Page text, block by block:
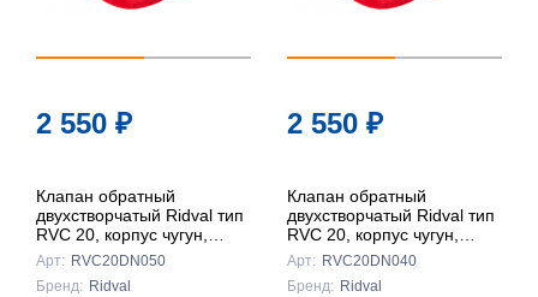
2 550 ₽
Клапан обратный
двухстворчатый Ridval тип
RVC 20, корпус чугун,
створки чуг DN050
КРАСНЫЙ
Арт: RVC20DN050
Бренд: Ridval
2 550 ₽
Клапан обратный
двухстворчатый Ridval тип
RVC 20, корпус чугун,
створки чуг DN040
КРАСНЫЙ
Арт: RVC20DN040
Бренд: Ridval